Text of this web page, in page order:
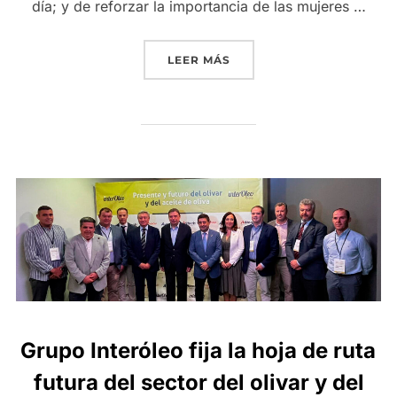
día; y de reforzar la importancia de las mujeres …
LEER MÁS«GRUPO INTERÓLEO
Grupo Interóleo fija la hoja de ruta
futura del sector del olivar y del